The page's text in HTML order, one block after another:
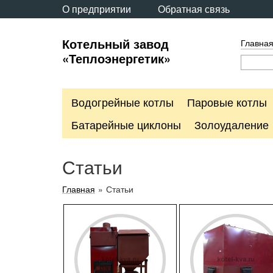
О предприятии Обратная связь
Котельный завод
«Теплоэнергетик»
Главная
Водогрейные котлы
Паровые котлы
Батарейные циклоны
Золоудаление
Статьи
Главная » Статьи